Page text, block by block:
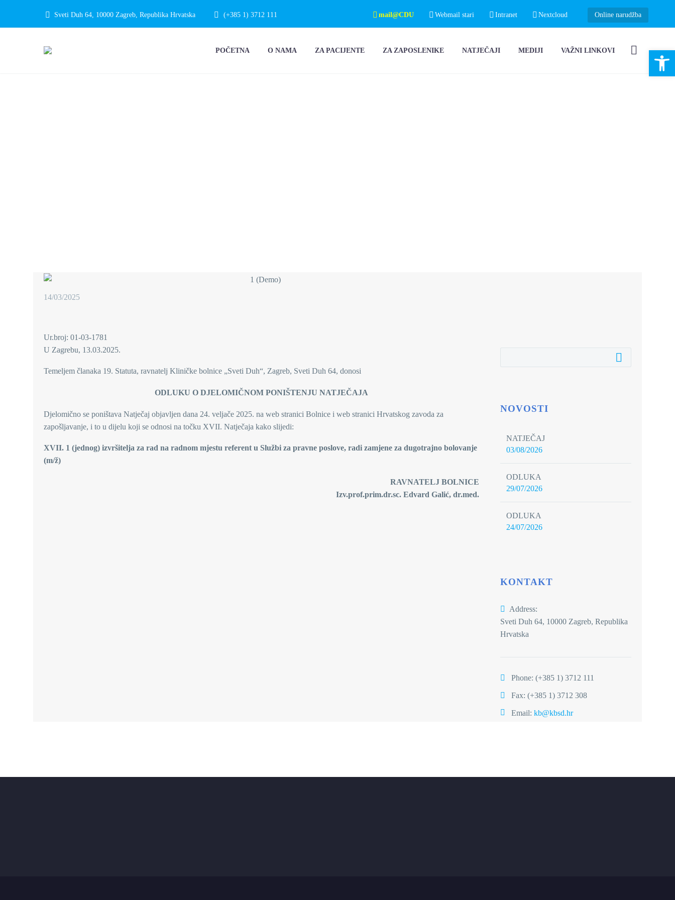
Sveti Duh 64, 10000 Zagreb, Republika Hrvatska (+385 1) 3712 111 mail@CDU Webmail stari Intranet Nextcloud Online narudžba
POČETNA O NAMA ZA PACIJENTE ZA ZAPOSLENIKE NATJEČAJI MEDIJI VAŽNI LINKOVI
14/03/2025
Ur.broj: 01-03-1781
U Zagrebu, 13.03.2025.
Temeljem članaka 19. Statuta, ravnatelj Kliničke bolnice „Sveti Duh“, Zagreb, Sveti Duh 64, donosi
ODLUKU O DJELOMIČNOM PONIŠTENJU NATJEČAJA
Djelomično se poništava Natječaj objavljen dana 24. veljače 2025. na web stranici Bolnice i web stranici Hrvatskog zavoda za
zapošljavanje, i to u dijelu koji se odnosi na točku XVII. Natječaja kako slijedi:
XVII. 1 (jednog) izvršitelja za rad na radnom mjestu referent u Službi za pravne poslove, radi zamjene za dugotrajno bolovanje
(m/ž)
RAVNATELJ BOLNICE
Izv.prof.prim.dr.sc. Edvard Galić, dr.med.
NOVOSTI
NATJEČAJ
03/08/2026
ODLUKA
29/07/2026
ODLUKA
24/07/2026
KONTAKT
Address:
Sveti Duh 64, 10000 Zagreb, Republika
Hrvatska
Phone: (+385 1) 3712 111
Fax: (+385 1) 3712 308
Email: kb@kbsd.hr